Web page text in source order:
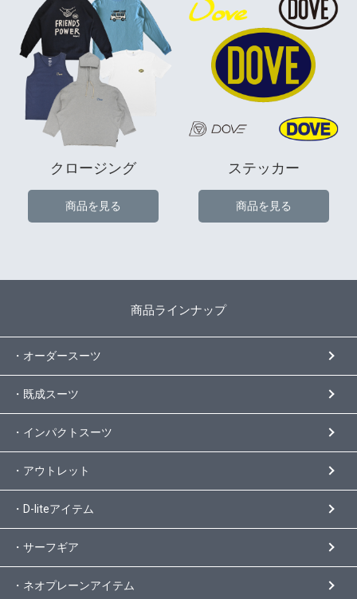
クロージング
商品を見る
ステッカー
商品を見る
商品ラインナップ
・オーダースーツ
・既成スーツ
・インパクトスーツ
・アウトレット
・D-liteアイテム
・サーフギア
・ネオプレーンアイテム